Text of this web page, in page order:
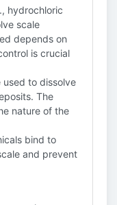
hydrochloric
scale
depends on
is crucial
used to dissolve
The
nature of the
bind to
and prevent